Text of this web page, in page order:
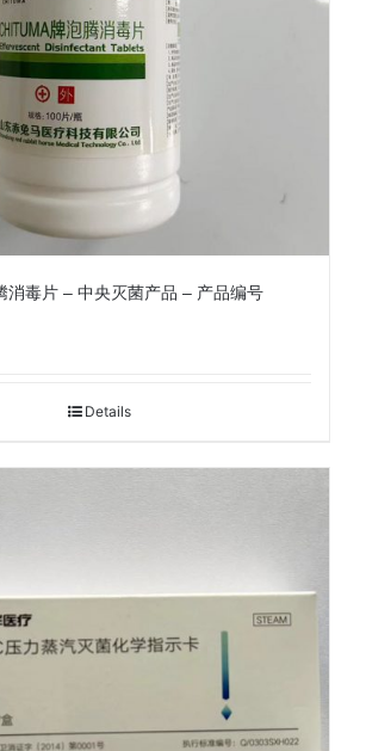
消毒片 – 中央灭菌产品 – 产品编号
Details